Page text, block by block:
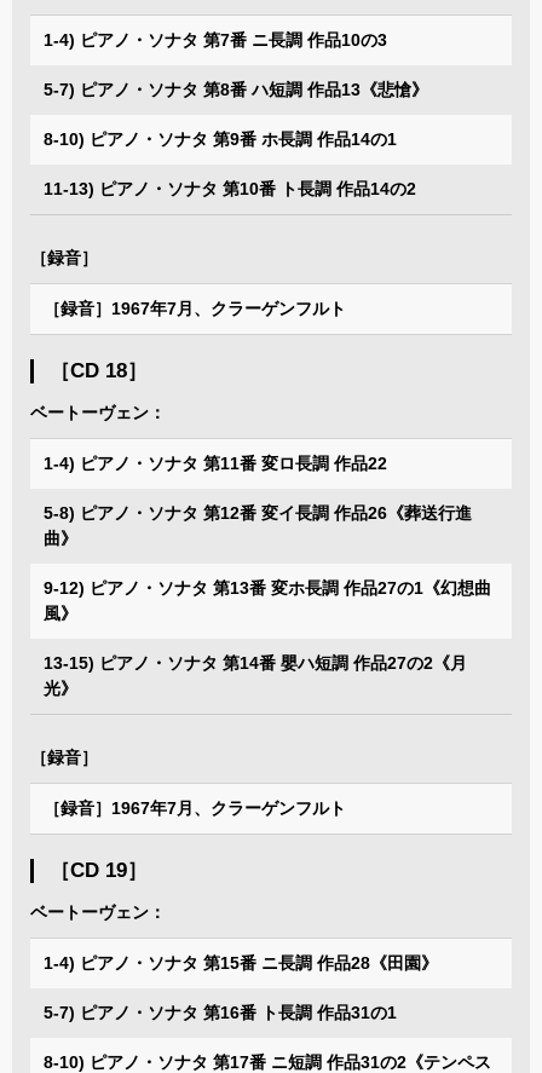
1-4) ピアノ・ソナタ 第7番 ニ長調 作品10の3
5-7) ピアノ・ソナタ 第8番 ハ短調 作品13《悲愴》
8-10) ピアノ・ソナタ 第9番 ホ長調 作品14の1
11-13) ピアノ・ソナタ 第10番 ト長調 作品14の2
［録音］
［録音］1967年7月、クラーゲンフルト
［CD 18］
ベートーヴェン：
1-4) ピアノ・ソナタ 第11番 変ロ長調 作品22
5-8) ピアノ・ソナタ 第12番 変イ長調 作品26《葬送行進
曲》
9-12) ピアノ・ソナタ 第13番 変ホ長調 作品27の1《幻想曲
風》
13-15) ピアノ・ソナタ 第14番 嬰ハ短調 作品27の2《月
光》
［録音］
［録音］1967年7月、クラーゲンフルト
［CD 19］
ベートーヴェン：
1-4) ピアノ・ソナタ 第15番 ニ長調 作品28《田園》
5-7) ピアノ・ソナタ 第16番 ト長調 作品31の1
8-10) ピアノ・ソナタ 第17番 ニ短調 作品31の2《テンペス